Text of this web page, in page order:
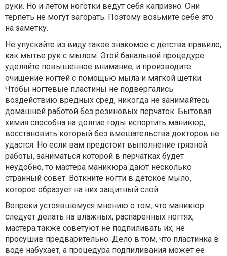
руки. Но и летом ноготки ведут себя капризно. Они
терпеть не могут загорать. Поэтому возьмите себе это
на заметку.
Не упускайте из виду такое знакомое с детства правило,
как мытье рук с мылом. Этой банальной процедуре
уделяйте повышенное внимание, и производите
очищение ногтей с помощью мыла и мягкой щетки.
Чтобы ногтевые пластины не подвергались
воздействию вредных сред, никогда не занимайтесь
домашней работой без резиновых перчаток. Бытовая
химия способна на долгие годы испортить маникюр,
восстановить который без вмешательства докторов не
удастся. Но если вам предстоит выполнение грязной
работы, заниматься которой в перчатках будет
неудобно, то мастера маникюра дают несколько
странный совет. Воткните ногти в детское мыло,
которое образует на них защитный слой.
Вопреки устоявшемуся мнению о том, что маникюр
следует делать на влажных, распаренных ногтях,
мастера также советуют не подпиливать их, не
просушив предварительно. Дело в том, что пластинка в
воде набухает, а процедура подпиливания может ее